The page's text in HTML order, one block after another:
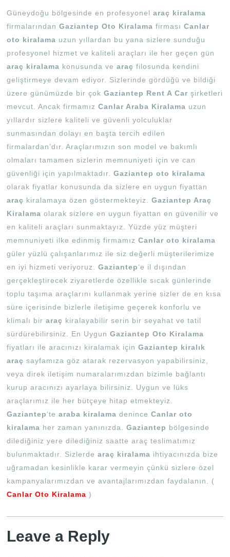
Güneydoğu bölgesinde en profesyonelaraç kiralama
firmalarındanGaziantep Oto Kiralama firmasıCanlar
oto kiralama uzun yıllardan bu yana sizlere sunduğu
profesyonel hizmet ve kaliteli araçları ile her geçen gün
araç kiralama konusunda vearaç filosunda kendini
geliştirmeye devam ediyor. Sizlerinde gördüğü ve bildiği
üzere günümüzde bir çokGaziantep Rent A Car şirketleri
mevcut. Ancak firmamızCanlar Araba Kiralama uzun
yıllardır sizlere kaliteli ve güvenli yolculuklar
sunmasından dolayı en başta tercih edilen
firmalardan’dır. Araçlarımızın son model ve bakımlı
olmaları tamamen sizlerin memnuniyeti için ve can
güvenliği için yapılmaktadır.Gaziantep oto kiralama
olarak fiyatlar konusunda da sizlere en uygun fiyattan
araç kiralamaya özen göstermekteyiz.Gaziantep Araç
Kiralama olarak sizlere en uygun fiyattan en güvenilir ve
en kaliteli araçları sunmaktayız. Yüzde yüz müşteri
memnuniyeti ilke edinmiş firmamızCanlar oto kiralama
güler yüzlü çalışanlarımız ile siz değerli müşterilerimize
en iyi hizmeti veriyoruz.Gaziantep‘e il dışından
gerçekleştirecek ziyaretlerde özellikle sıcak günlerinde
toplu taşıma araçlarını kullanmak yerine sizler de en kısa
süre içerisinde bizlerle iletişime geçerek konforlu ve
klimalı biraraç kiralayabilir serin bir seyahat ve tatil
sürdürebilirsiniz. En UygunGaziantep Oto Kiralama
fiyatları ile aracınızı kiralamak içinGaziantep kiralık
araç sayfamıza göz atarak rezervasyon yapabilirsiniz,
veya direk iletişim numaralarımızdan bizimle bağlantı
kurup aracınızı ayarlaya bilirsiniz. Uygun ve lüks
araçlarımız ile her bütçeye hitap etmekteyiz.
Gaziantep‘tearaba kiralama deninceCanlar oto
kiralama her zaman yanınızda.Gaziantep bölgesinde
dilediğiniz yere dilediğiniz saatte araç teslimatımız
bulunmaktadır. Sizlerdearaç kiralama ihtiyacınızda bize
uğramadan kesinlikle karar vermeyin çünkü sizlere özel
kampanyalarımızdan ve avantajlarımızdan faydalanın. (
Canlar Oto Kiralama )
Leave a Reply